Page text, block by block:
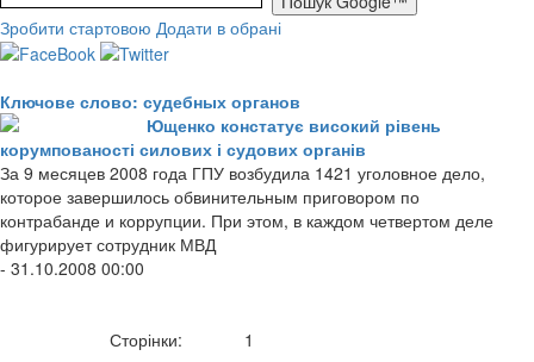
Зробити стартовою Додати в обрані
Ключове слово: судебных органов
Ющенко констатує високий рівень
корумпованості силових і судових органів
За 9 месяцев 2008 года ГПУ возбудила 1421 уголовное дело,
которое завершилось обвинительным приговором по
контрабанде и коррупции. При этом, в каждом четвертом деле
фигурирует сотрудник МВД
- 31.10.2008 00:00
Сторінки: 1